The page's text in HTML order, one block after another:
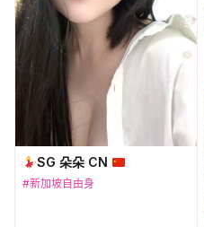
SG 朵朵 CN
#新加坡自由身